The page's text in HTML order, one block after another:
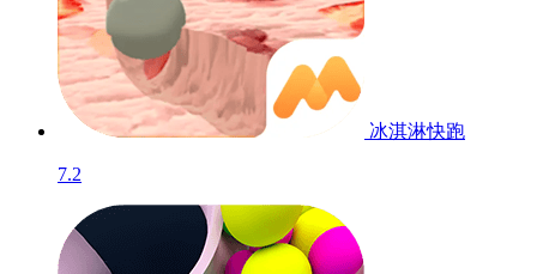
冰淇淋快跑
7.2